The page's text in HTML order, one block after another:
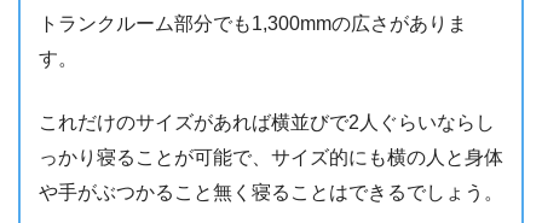
トランクルーム部分でも1,300mmの広さがありま
す。
これだけのサイズがあれば横並びで2人ぐらいならし
っかり寝ることが可能で、サイズ的にも横の人と身体
や手がぶつかること無く寝ることはできるでしょう。